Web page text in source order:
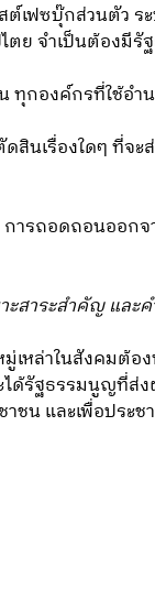
เฟซบุ๊กส่วนตัว
ตย จำเป็นต้อง
ทุกองค์กรที่ใช้อ
สินเรื่องใดๆ ที่
ารถอดถอนออก
สาระสำคัญ และ
หล่าในสังคมต้อ
ด้รัฐธรรมนูญที่ส่
ชน และเพื่อประช